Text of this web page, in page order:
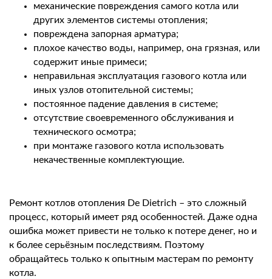
механические повреждения самого котла или
других элементов системы отопления;
повреждена запорная арматура;
плохое качество воды, например, она грязная, или
содержит иные примеси;
неправильная эксплуатация газового котла или
иных узлов отопительной системы;
постоянное падение давления в системе;
отсутствие своевременного обслуживания и
технического осмотра;
при монтаже газового котла использовать
некачественные комплектующие.
Ремонт котлов отопления De Dietrich – это сложный
процесс, который имеет ряд особенностей. Даже одна
ошибка может привести не только к потере денег, но и
к более серьёзным последствиям. Поэтому
обращайтесь только к опытным мастерам по ремонту
котла.